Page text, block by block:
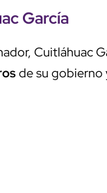
García
Cuitláhuac
de su gobierno